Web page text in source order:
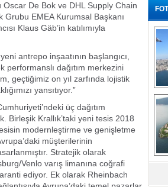
Oscar De Bok ve DHL Supply Chain
Grubu EMEA Kurumsal Başkanı
Klaus Gäb’in katılımıyla
antrepo inşaatının başlangıcı,
performanslı dağıtım merkezini
geçtiğimiz on yıl zarfında lojistik
yansıtıyor.”
üç dağıtım
Birleşik Krallık’taki yeni tesis 2018
modernleştirme ve genişletme
müşterilerinin
Stratejik olarak
Venlo varış limanına coğrafi
ediyor. Ek olarak Rheinbach